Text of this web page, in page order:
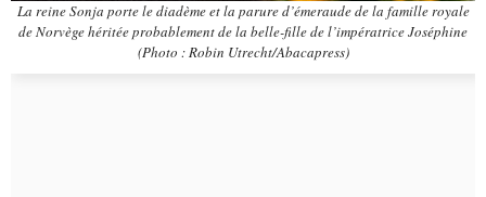
La reine Sonja porte le diadème et la parure d’émeraude de la famille royale
de Norvège héritée probablement de la belle-fille de l’impératrice Joséphine
(Photo : Robin Utrecht/Abacapress)